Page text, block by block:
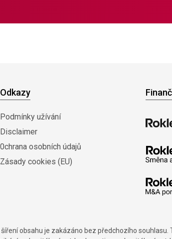
Odkazy
Podmínky užívání
Disclaimer
0chrana osobních údajů
Zásady cookies (EU)
obsahu je zakázáno bez předchozího